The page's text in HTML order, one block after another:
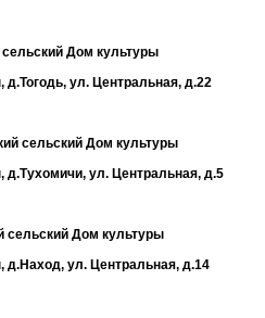
Дом культуры
д.Тогодь, ул. Центральная, д.22
сельский Дом культуры
д.Тухомичи, ул. Центральная, д.5
сельский Дом культуры
д.Наход, ул. Центральная, д.14